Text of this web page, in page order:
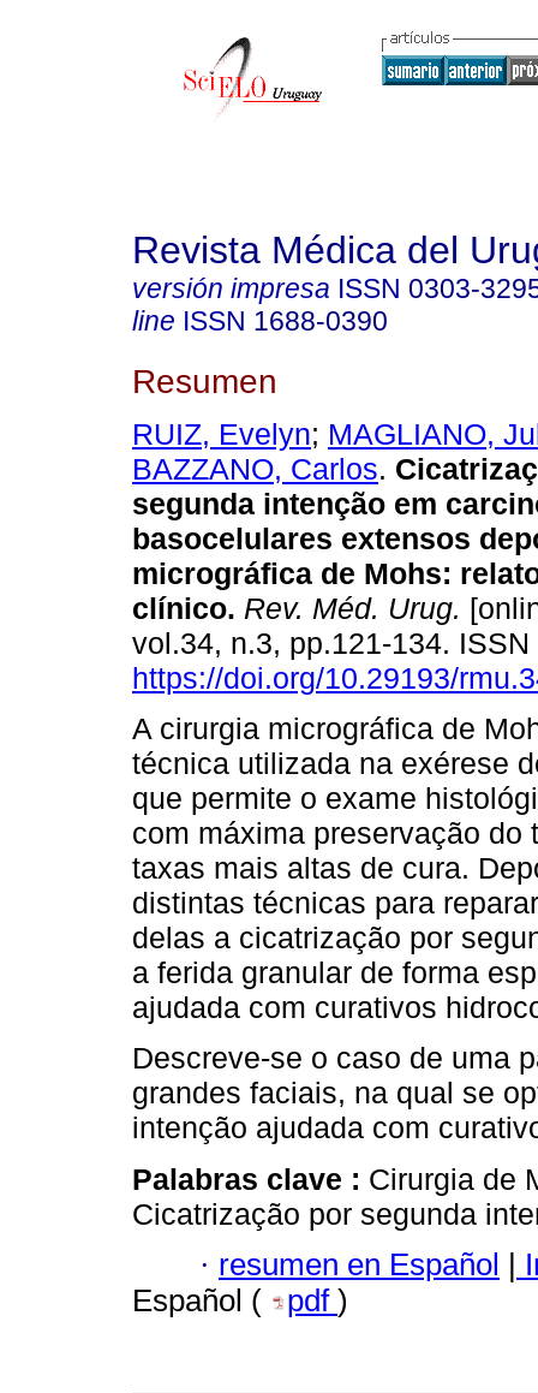
Revista Médica del
versión impresa ISSN 0303-
line ISSN 1688-0390
Resumen
RUIZ, Evelyn; MAGLIANO,
BAZZANO, Carlos.
segunda intenção em
basocelulares extensos
micrográfica de Mohs:
clínico. Rev. Méd. Urug.
vol.34, n.3, pp.121-134.
https://doi.org/10.29193/
A cirurgia micrográfica de
técnica utilizada na exérese
que permite o exame
com máxima preservação
taxas mais altas de cura.
distintas técnicas para
delas a cicatrização por
a ferida granular de forma
ajudada com curativos
Descreve-se o caso de uma
grandes faciais, na qual se
intenção ajudada com
Palabras clave : Cirurgia de
Cicatrização por segunda
· resumen en Español
Español (
pdf )